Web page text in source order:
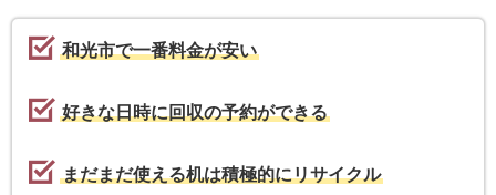
和光市で一番料金が安い
好きな日時に回収の予約ができる
まだまだ使える机は積極的にリサイクル